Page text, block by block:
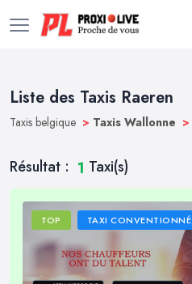
Liste des Taxis Raeren
Taxis belgique > Taxis Wallonne >
Résultat : 1 Taxi(s)
TOP TAXI CONVENTIONNÉ